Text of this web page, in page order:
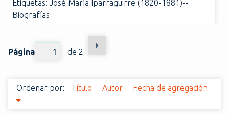
Etiquetas: José María Iparraguirre (1820-1881)--
Biografías
Página de 2
Ordenar por: Título Autor Fecha de agregación